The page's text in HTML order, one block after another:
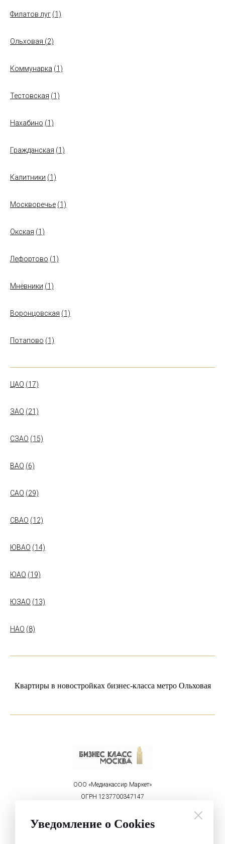
Уведомление о Cookies
Филатов луг (1)
Ольховая (2)
Коммунарка (1)
Тестовская (1)
Нахабино (1)
Гражданская (1)
Калитники (1)
Москворечье (1)
Окская (1)
Лефортово (1)
Мнёвники (1)
Воронцовская (1)
Потапово (1)
ЦАО (17)
ЗАО (21)
СЗАО (15)
ВАО (6)
САО (29)
СВАО (12)
ЮВАО (14)
ЮАО (19)
ЮЗАО (13)
НАО (8)
Квартиры в новостройках бизнес-класса метро Ольховая
ООО «Медиакассир Маркет»
ОГРН 1237700347147
Реклама на портале: